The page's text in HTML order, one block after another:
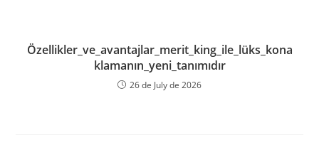
Özellikler_ve_avantajlar_merit_king_ile_lüks_kona
klamanın_yeni_tanımıdır
26 de July de 2026